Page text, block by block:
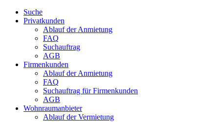
Suche
Privatkunden
Ablauf der Anmietung
FAQ
Suchauftrag
AGB
Firmenkunden
Ablauf der Anmietung
FAQ
Suchauftrag für Firmenkunden
AGB
Wohnraumanbieter
Ablauf der Vermietung